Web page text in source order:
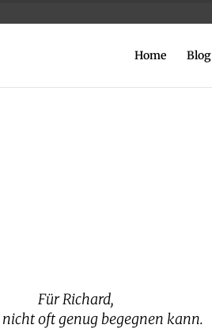
Home Blog
Für Richard,
oft genug begegnen kann.